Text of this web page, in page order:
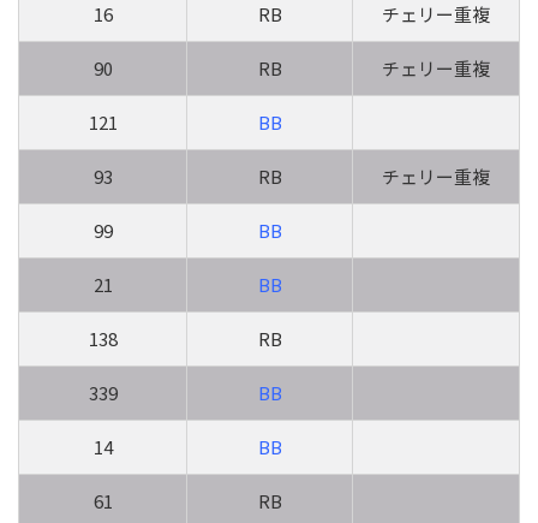
16 RB チェリー重複
90 RB チェリー重複
121 BB
93 RB チェリー重複
99 BB
21 BB
138 RB
339 BB
14 BB
61 RB